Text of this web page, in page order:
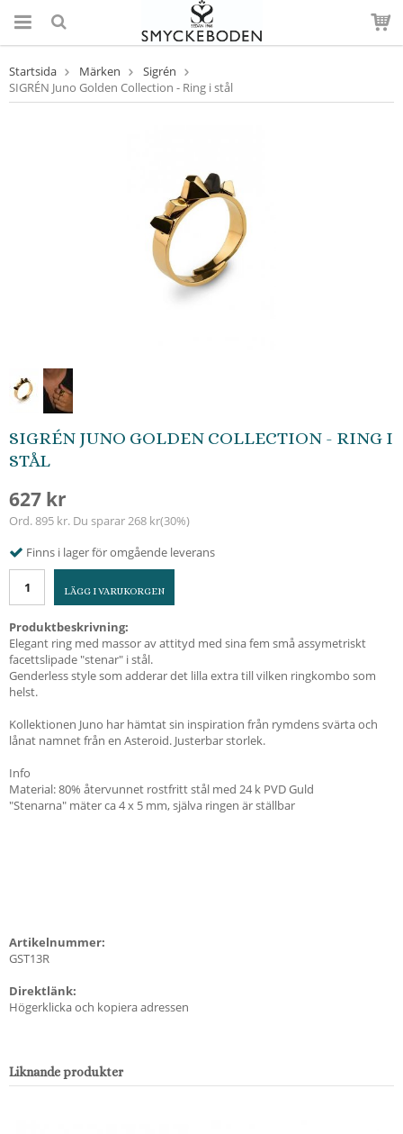
Startsida Märken
Sigrén
SIGRÉN Juno Golden Collection - Ring i stål
SIGRÉN JUNO GOLDEN COLLECTION - RING I
STÅL
627 kr
Ord.895 kr. Du sparar268 kr(30%)
Finns i lager för omgående leverans
LÄGG I VARUKORGEN
Produktbeskrivning:
Elegant ring med massor av attityd med sina fem små assymetriskt
facettslipade "stenar" i stål.
Genderless style som adderar det lilla extra till vilken ringkombo som
helst.
Kollektionen Juno har hämtat sin inspiration från rymdens svärta och
lånat namnet från en Asteroid. Justerbar storlek.
Info
Material: 80% återvunnet rostfritt stål med 24 k PVD Guld
"Stenarna" mäter ca 4 x 5 mm, själva ringen är ställbar
Artikelnummer:
GST13R
Direktlänk:
Högerklicka och kopiera adressen
Liknande produkter